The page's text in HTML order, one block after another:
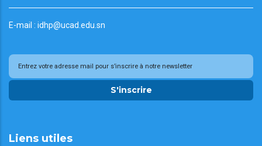
E-mail : idhp@ucad.edu.sn
S'inscrire
Liens utiles